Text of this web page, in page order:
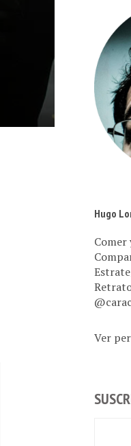
Hugo
Comer
Ver